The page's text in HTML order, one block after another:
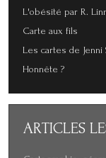
L'obésité par R.
Carte aux fils
Les cartes de Jenni
Honnête ?
ARTICLES